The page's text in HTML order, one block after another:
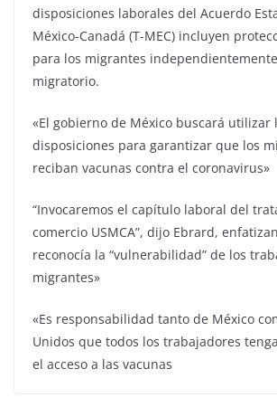
disposiciones laborales del Acuerdo
México-Canadá (T-MEC) incluyen
para los migrantes
migratorio.
«El gobierno de México buscará utilizar
disposiciones para garantizar que los
reciban vacunas contra el coronavirus»
“Invocaremos el capítulo laboral del
comercio USMCA”, dijo Ebrard,
reconocía la “vulnerabilidad” de los
migrantes»
«Es responsabilidad tanto de México
Unidos que todos los trabajadores
el acceso a las vacunas